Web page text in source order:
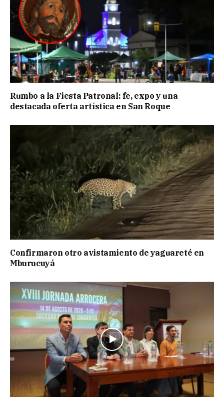
Rumbo a la Fiesta Patronal: fe, expo y una
destacada oferta artística en San Roque
Confirmaron otro avistamiento de yaguareté en
Mburucuyá